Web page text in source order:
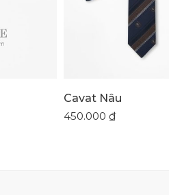
Cavat Nâu
450.000 ₫